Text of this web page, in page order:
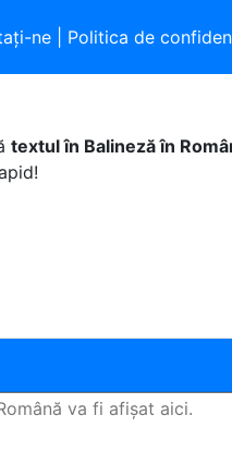
ne Politica de
textul în Balineză în